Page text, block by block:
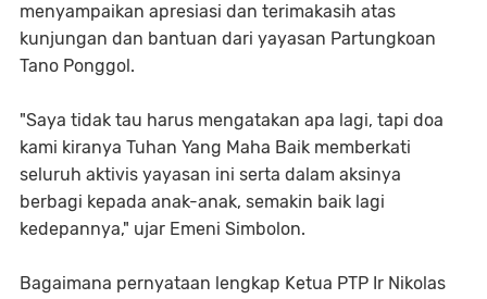
menyampaikan apresiasi dan terimakasih atas
kunjungan dan bantuan dari yayasan Partungkoan
Tano Ponggol.
"Saya tidak tau harus mengatakan apa lagi, tapi doa
kami kiranya Tuhan Yang Maha Baik memberkati
seluruh aktivis yayasan ini serta dalam aksinya
berbagi kepada anak-anak, semakin baik lagi
kedepannya," ujar Emeni Simbolon.
Bagaimana pernyataan lengkap Ketua PTP Ir Nikolas